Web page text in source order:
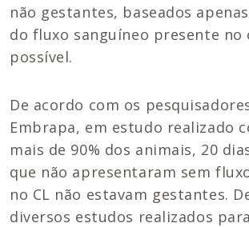
não gestantes, baseados
do fluxo sanguíneo presente no
possível.
De acordo com os
Embrapa, em estudo realizado
mais de 90% dos animais, 20
que não apresentaram sem
no CL não estavam gestantes.
diversos estudos realizados